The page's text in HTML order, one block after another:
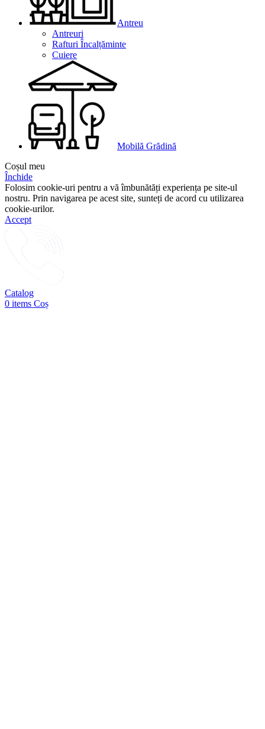
Antreu
Antreuri
Rafturi Încalțăminte
Cuiere
Mobilă Grădină
Coșul meu
Închide
Folosim cookie-uri pentru a vă îmbunătăți experiența pe site-ul
nostru. Prin navigarea pe acest site, sunteți de acord cu utilizarea
cookie-urilor.
Accept
Catalog
0 items Coș